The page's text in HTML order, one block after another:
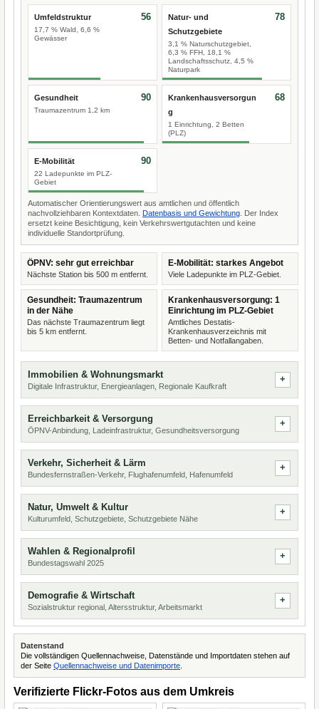
Umfeldstruktur
17,7 % Wald, 6,6 %
Gewässer
56
Natur- und
Schutzgebiete
3,1 % Naturschutzgebiet,
6,3 % FFH, 18,1 %
Landschaftsschutz, 4,5 %
Naturpark
78
Gesundheit
Traumazentrum 1,2 km
90
Krankenhausversorgun
g
1 Einrichtung, 2 Betten
(PLZ)
68
E-Mobilität
22 Ladepunkte im PLZ-
Gebiet
90
Automatischer Orientierungswert aus amtlichen und öffentlich
nachvollziehbaren Kontextdaten. Datenbasis und Gewichtung . Der Index
ersetzt keine Besichtigung, kein Verkehrswertgutachten und keine
individuelle Standortprüfung.
ÖPNV: sehr gut erreichbar
Nächste Station bis 500 m entfernt.
E-Mobilität: starkes Angebot
Viele Ladepunkte im PLZ-Gebiet.
Gesundheit: Traumazentrum
in der Nähe
Das nächste Traumazentrum liegt
bis 5 km entfernt.
Krankenhausversorgung: 1
Einrichtung im PLZ-Gebiet
Amtliches Destatis-
Krankenhausverzeichnis mit
Betten- und Notfallangaben.
Immobilien & Wohnungsmarkt
Digitale Infrastruktur, Energieanlagen, Regionale Kaufkraft
Erreichbarkeit & Versorgung
ÖPNV-Anbindung, Ladeinfrastruktur, Gesundheitsversorgung
Verkehr, Sicherheit & Lärm
Bundesfernstraßen-Verkehr, Flughafenumfeld, Hafenumfeld
Natur, Umwelt & Kultur
Kulturumfeld, Schutzgebiete, Schutzgebiete Nähe
Wahlen & Regionalprofil
Bundestagswahl 2025
Demografie & Wirtschaft
Sozialstruktur regional, Altersstruktur, Arbeitsmarkt
Datenstand
Die vollständigen Quellennachweise, Datenstände und Importdaten stehen auf
der Seite Quellennachweise und Datenimporte
Verifizierte Flickr-Fotos aus dem Umkreis